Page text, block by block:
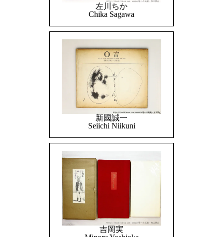
左川ちか
Chika Sagawa
新國誠一
Seiichi Niikuni
吉岡実